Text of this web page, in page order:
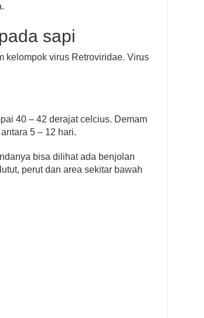
sapi
kelompok virus Retroviridae. Virus
40 – 42 derajat celcius. Demam
5 – 12 hari.
bisa dilihat ada benjolan
perut dan area sekitar bawah